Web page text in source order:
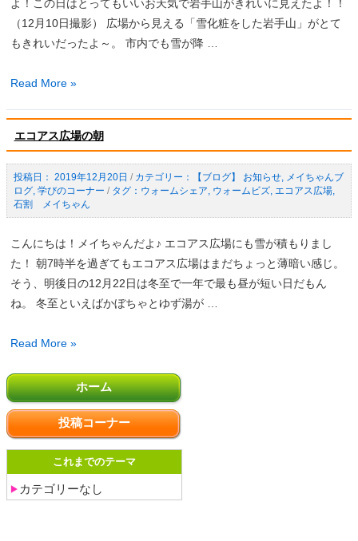
ホーム
投稿コーナー
これまでのテーマ
カテゴリーなし
み
ま
組
も
う！
よ！この日はとってもいいお天気で岩手山がきれいに見えたよ！！
（12月10日撮影） 広場から見える「雪化粧をした岩手山」がとて
もきれいだったよ～。 市内でも雪が降 …
エ
ア
ス
広
場
か
ら
き
れ
い
な
手
Read More »
エコアス広場の朝
2019年12月20日 / 【ブログ】 お知らせ, メイちゃんブ
ログ, 学びのコーナー / ウォームシェア, ウォームビズ, エコアス広場,
石割 メイちゃん
こんにちは！メイちゃんだよ♪ エコアス広場にも雪が積もりまし
た！ 朝7時半を過ぎてもエコアス広場はまだちょっと薄暗い感じ。
そう、明後日の12月22日は冬至で一年で最も昼が短い日だもん
ね。 冬至といえばかぼちゃとゆず湯が …
エ
ア
ス
広
場
Read More »